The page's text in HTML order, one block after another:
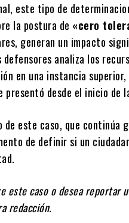
este tipo de
la postura de «cero
generan un impacto
analiza los
en una instancia
desde el inicio de
este caso, que continúa
de definir si un
este caso o desea reportar
redacción.